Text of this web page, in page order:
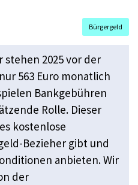
Bürgergeld
2025 vor der
563 Euro monatlich
Bankgebühren
Rolle. Dieser
kostenlose
Bezieher gibt und
anbieten. Wir
der